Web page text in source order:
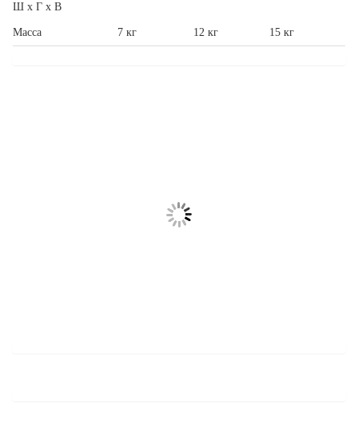
Ш х Г х В
Масса 7 кг 12 кг 15 кг